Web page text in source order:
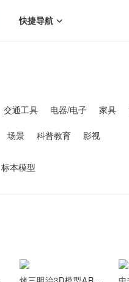
快捷导航
交通工具 电器/电子 家具
场景 科普教育 影视
标本模型